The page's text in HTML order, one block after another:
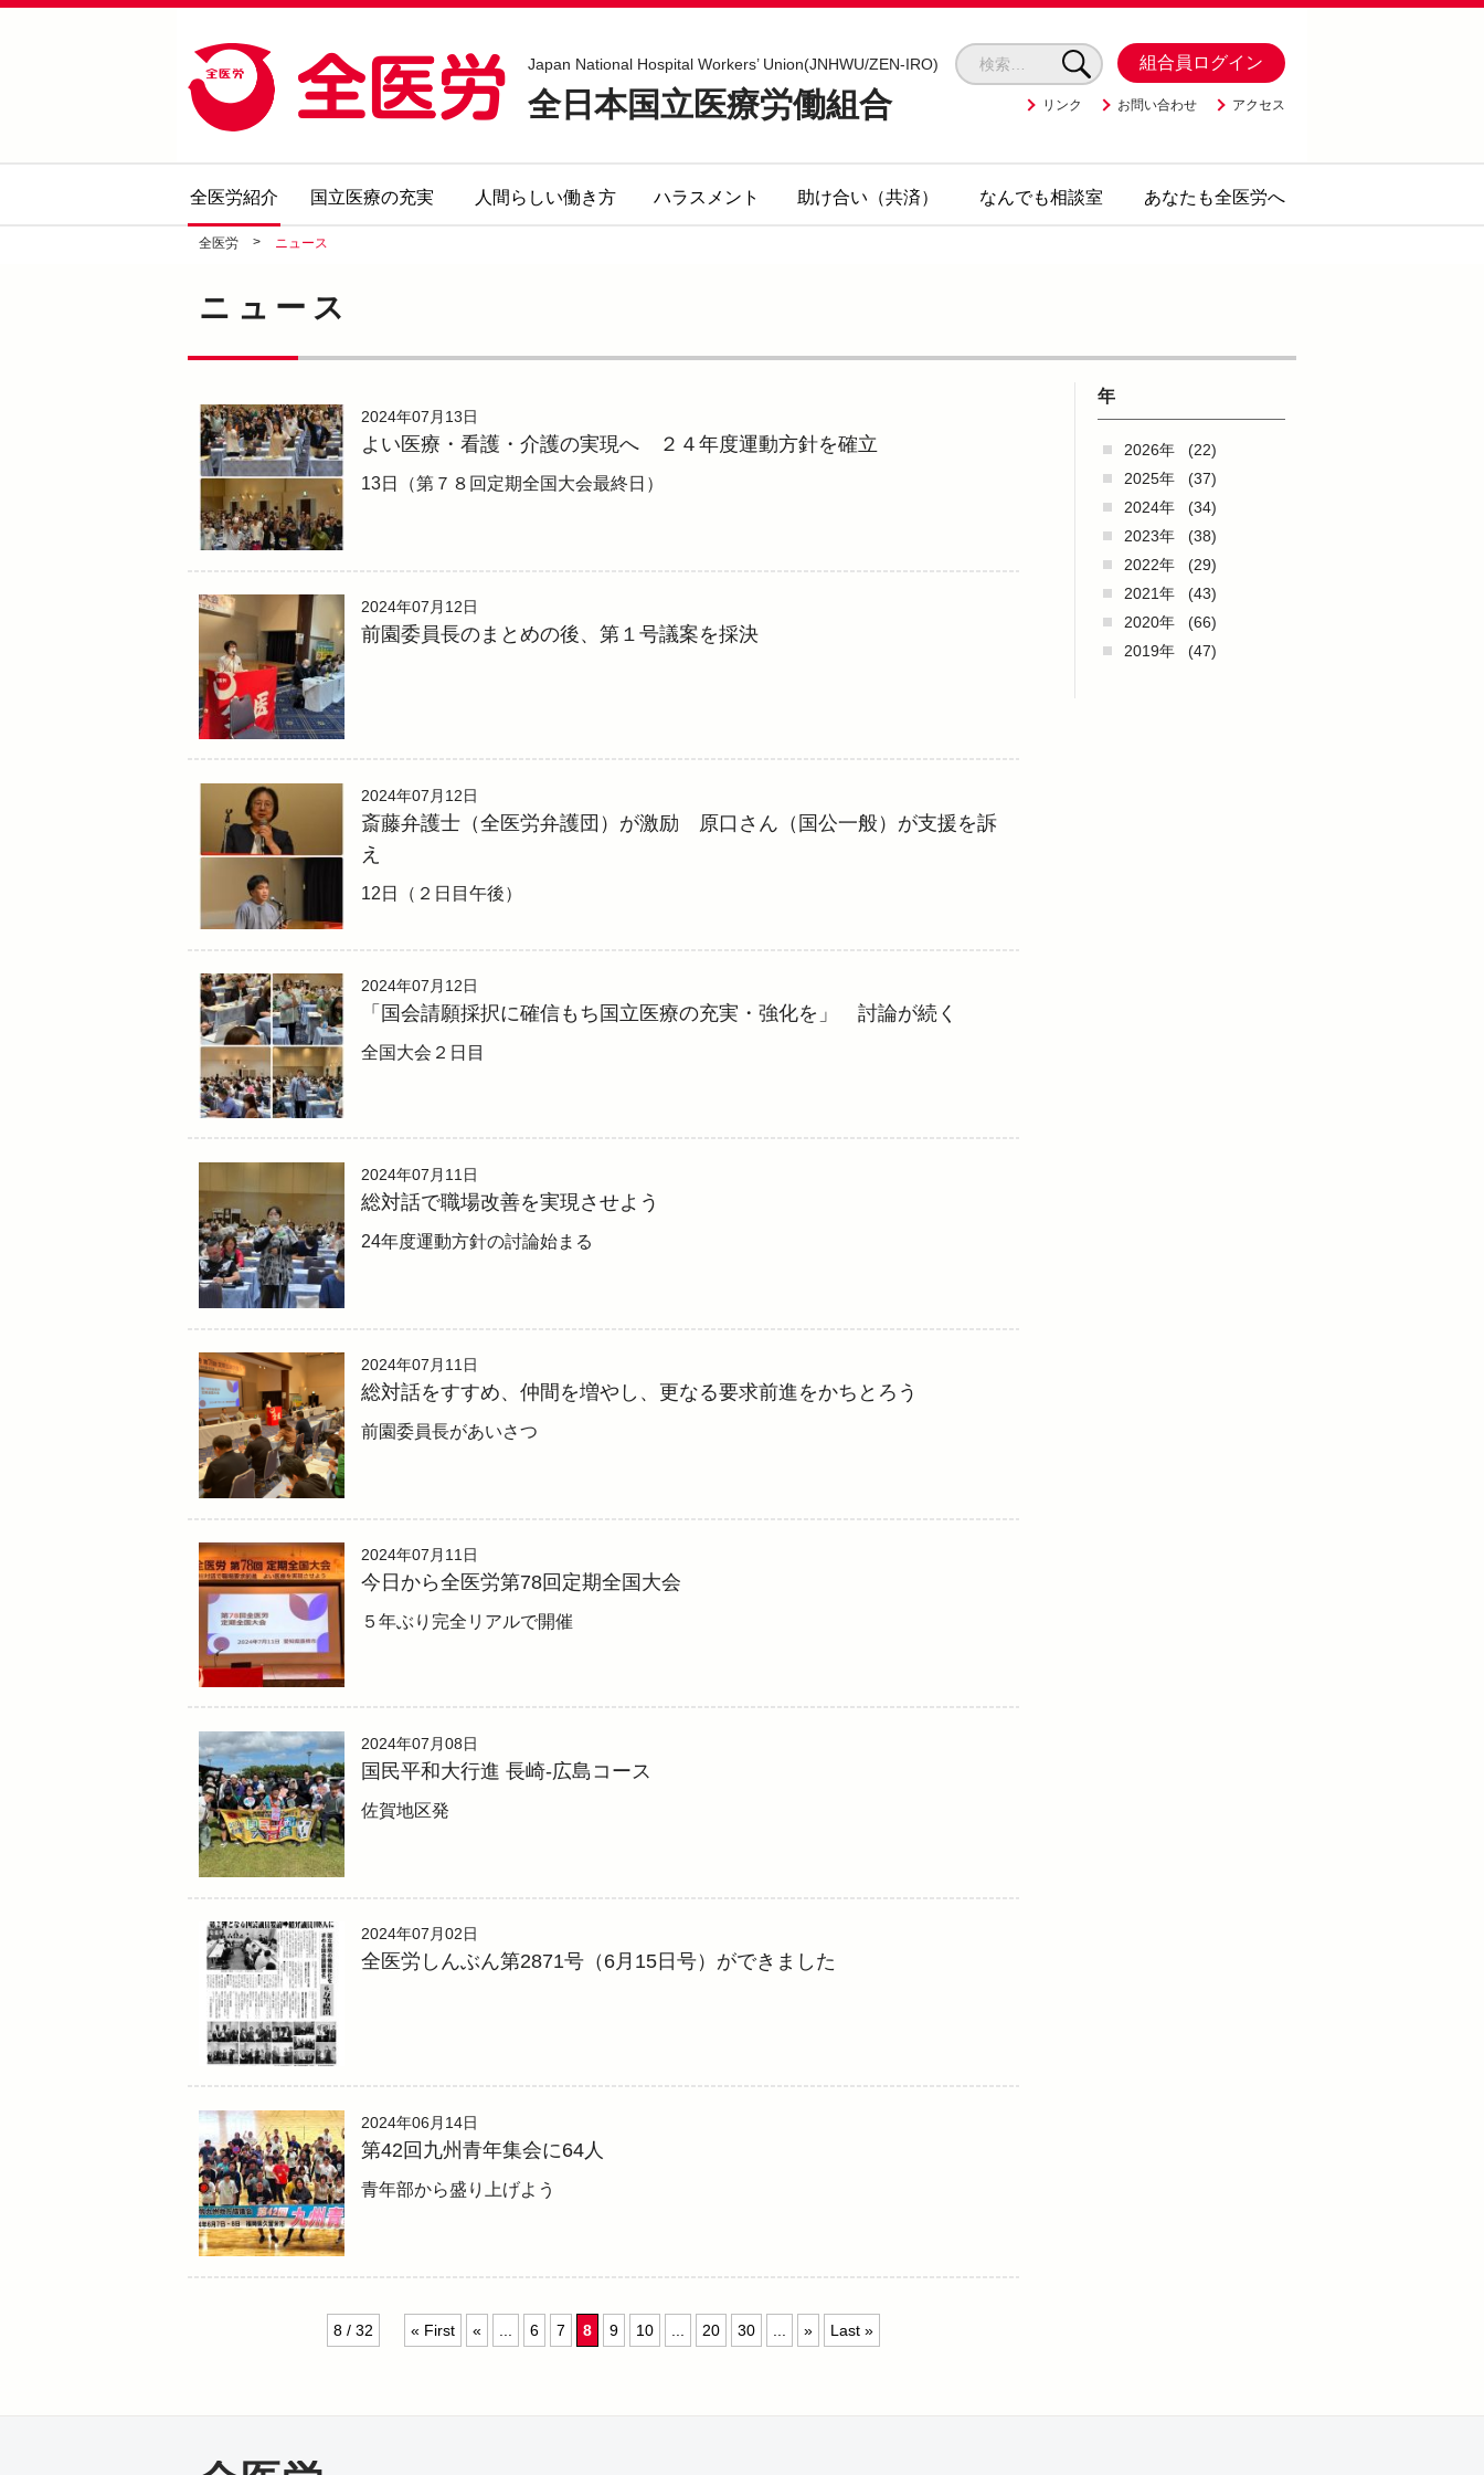
Japan National Hospital Workers’ Union(JNHWU/ZEN-IRO)
全日本国立医療労働組合
組合員ログイン
リンク お問い合わせ アクセス
全医労紹介 国立医療の充実 人間らしい働き方 ハラスメント 助け合い（共済） なんでも相談室 あなたも全医労へ
全医労 > ニュース
ニュース
2024年07月13日
よい医療・看護・介護の実現へ ２４年度運動方針を確立
13日（第７８回定期全国大会最終日）
2024年07月12日
前園委員長のまとめの後、第１号議案を採決
2024年07月12日
斎藤弁護士（全医労弁護団）が激励 原口さん（国公一般）が支援を訴
え
12日（２日目午後）
2024年07月12日
「国会請願採択に確信もち国立医療の充実・強化を」 討論が続く
全国大会２日目
2024年07月11日
総対話で職場改善を実現させよう
24年度運動方針の討論始まる
2024年07月11日
総対話をすすめ、仲間を増やし、更なる要求前進をかちとろう
前園委員長があいさつ
2024年07月11日
今日から全医労第78回定期全国大会
５年ぶり完全リアルで開催
2024年07月08日
国民平和大行進 長崎-広島コース
佐賀地区発
2024年07月02日
全医労しんぶん第2871号（6月15日号）ができました
2024年06月14日
第42回九州青年集会に64人
青年部から盛り上げよう
8 / 32 « First « 6 7 8 9 10 20 30 » Last »
年
2026年
(22)
2025年
(37)
2024年
(34)
2023年
(38)
2022年
(29)
2021年
(43)
2020年
(66)
2019年
(47)